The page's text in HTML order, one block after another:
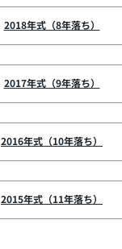
2018年式（8年落ち）
2017年式（9年落ち）
2016年式（10年落ち）
2015年式（11年落ち）